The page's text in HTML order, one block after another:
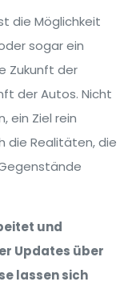
die Möglichkeit
sogar ein
Zukunft der
der Autos. Nicht
ein Ziel rein
die Realitäten, die
und
Updates über
lassen sich